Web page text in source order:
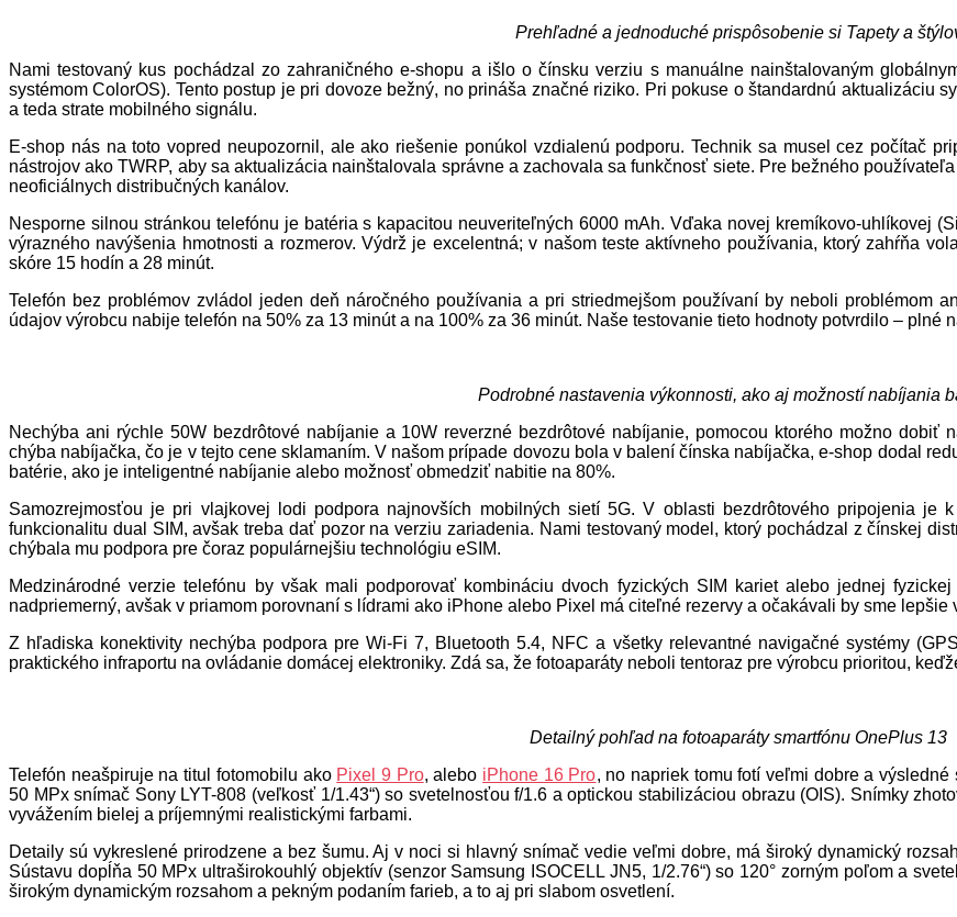
Prehľadné a jednoduché prispôsobenie si Tapety a
Nami testovaný kus pochádzal zo zahraničného e-shopu a išlo o čínsku verziu s manuálne nainštalovaným
systémom ColorOS). Tento postup je pri dovoze bežný, no prináša značné riziko. Pri pokuse o štandardnú aktualizáciu
a teda strate mobilného signálu.
E-shop nás na toto vopred neupozornil, ale ako riešenie ponúkol vzdialenú podporu. Technik sa musel cez počítač
nástrojov ako TWRP, aby sa aktualizácia nainštalovala správne a zachovala sa funkčnosť siete. Pre bežného
neoficiálnych distribučných kanálov.
Nesporne silnou stránkou telefónu je batéria s kapacitou neuveriteľných 6000 mAh. Vďaka novej kremíkovo-uhlíkovej
výrazného navýšenia hmotnosti a rozmerov. Výdrž je excelentná; v našom teste aktívneho používania, ktorý zahŕňa
skóre 15 hodín a 28 minút.
Telefón bez problémov zvládol jeden deň náročného používania a pri striedmejšom používaní by neboli problémom
údajov výrobcu nabije telefón na 50% za 13 minút a na 100% za 36 minút. Naše testovanie tieto hodnoty potvrdilo – plné
Podrobné nastavenia výkonnosti, ako aj možností nabíjania
Nechýba ani rýchle 50W bezdrôtové nabíjanie a 10W reverzné bezdrôtové nabíjanie, pomocou ktorého možno
chýba nabíjačka, čo je v tejto cene sklamaním. V našom prípade dovozu bola v balení čínska nabíjačka, e-shop dodal
batérie, ako je inteligentné nabíjanie alebo možnosť obmedziť nabitie na 80%.
Samozrejmosťou je pri vlajkovej lodi podpora najnovších mobilných sietí 5G. V oblasti bezdrôtového pripojenia je
funkcionalitu dual SIM, avšak treba dať pozor na verziu zariadenia. Nami testovaný model, ktorý pochádzal z čínskej
chýbala mu podpora pre čoraz populárnejšiu technológiu eSIM.
Medzinárodné verzie telefónu by však mali podporovať kombináciu dvoch fyzických SIM kariet alebo jednej
nadpriemerný, avšak v priamom porovnaní s lídrami ako iPhone alebo Pixel má citeľné rezervy a očakávali by sme
Z hľadiska konektivity nechýba podpora pre Wi-Fi 7, Bluetooth 5.4, NFC a všetky relevantné navigačné systémy
praktického infraportu na ovládanie domácej elektroniky. Zdá sa, že fotoaparáty neboli tentoraz pre výrobcu prioritou,
Detailný pohľad na fotoaparáty smartfónu OnePlus 13
Telefón neašpiruje na titul fotomobilu ako Pixel 9 Pro, alebo iPhone 16 Pro, no napriek tomu fotí veľmi dobre a
50 MPx snímač Sony LYT-808 (veľkosť 1/1.43“) so svetelnosťou f/1.6 a optickou stabilizáciou obrazu (OIS). Snímky
vyvážením bielej a príjemnými realistickými farbami.
Detaily sú vykreslené prirodzene a bez šumu. Aj v noci si hlavný snímač vedie veľmi dobre, má široký dynamický
Sústavu dopĺňa 50 MPx ultraširokouhlý objektív (senzor Samsung ISOCELL JN5, 1/2.76“) so 120° zorným poľom a
širokým dynamickým rozsahom a pekným podaním farieb, a to aj pri slabom osvetlení.